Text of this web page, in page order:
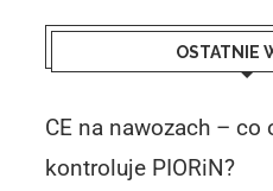
OSTATNIE
CE na nawozach – co
kontroluje PIORiN?